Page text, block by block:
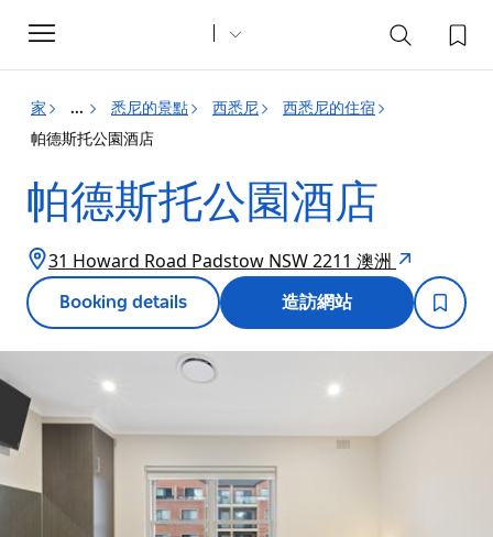
Toggle
navigation
家 ... 悉尼的景點 西悉尼
西悉尼的住宿
帕德斯托公園酒店
帕德斯托公園酒店
31 Howard Road Padstow NSW 2211 澳洲
Booking details 造訪網站